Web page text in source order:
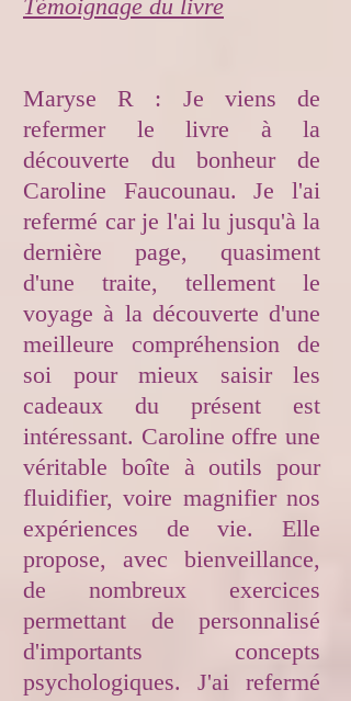
Témoignage du livre
Maryse R : Je viens de
refermer le livre à la
découverte du bonheur de
Caroline Faucounau. Je l'ai
refermé car je l'ai lu jusqu'à la
dernière page, quasiment
d'une traite, tellement le
voyage à la découverte d'une
meilleure compréhension de
soi pour mieux saisir les
cadeaux du présent est
intéressant. Caroline offre une
véritable boîte à outils pour
fluidifier, voire magnifier nos
expériences de vie. Elle
propose, avec bienveillance,
de nombreux exercices
permettant de personnalisé
d'importants concepts
psychologiques. J'ai refermé